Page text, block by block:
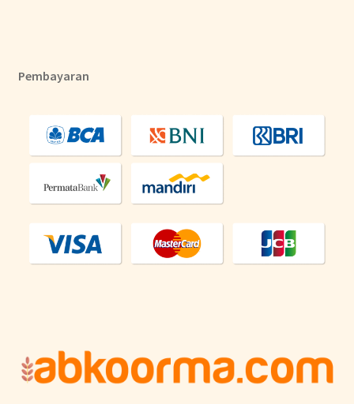
Pembayaran